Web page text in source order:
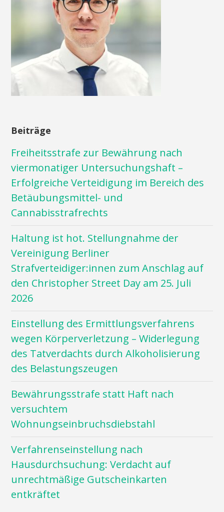
Beiträge
Freiheitsstrafe zur Bewährung nach
viermonatiger Untersuchungshaft –
Erfolgreiche Verteidigung im Bereich des
Betäubungsmittel- und
Cannabisstrafrechts
Haltung ist hot. Stellungnahme der
Vereinigung Berliner
Strafverteidiger:innen zum Anschlag auf
den Christopher Street Day am 25. Juli
2026
Einstellung des Ermittlungsverfahrens
wegen Körperverletzung – Widerlegung
des Tatverdachts durch Alkoholisierung
des Belastungszeugen
Bewährungsstrafe statt Haft nach
versuchtem
Wohnungseinbruchsdiebstahl
Verfahrenseinstellung nach
Hausdurchsuchung: Verdacht auf
unrechtmäßige Gutscheinkarten
entkräftet